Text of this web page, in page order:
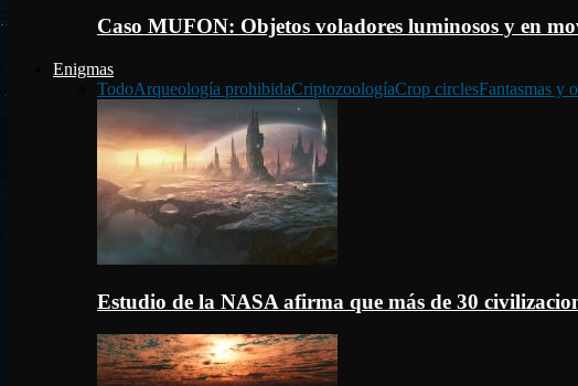
Caso MUFON: Objetos voladores luminosos y en
Enigmas
TodoArqueología prohibidaCriptozoologíaCrop circlesFantasmas y
Estudio de la NASA afirma que más de 30